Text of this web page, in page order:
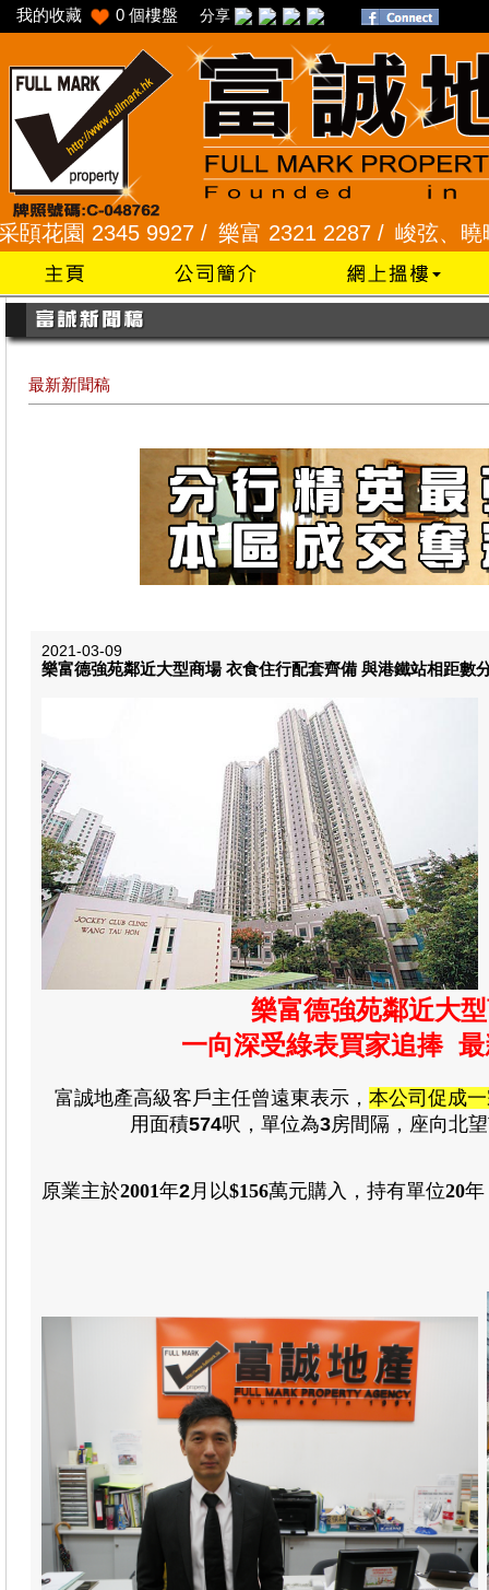
我的收藏 0 個樓盤 分享
2345 9927 /樂富 2321 2287 /峻弦、曉暉花園
最新新聞稿
2021-03-09
樂富德強苑鄰近大型商場 衣食住行配套齊備 與港鐵站相距數
樂富德強苑鄰近大
一向深受綠表買家追捧最
富誠地產高級客戶主任曾遠東表示 ， 本公司促成
用面積574呎 ， 單位為3房間隔 ， 座向北
原業主於2001年2 月 以$156萬元購入 ， 持有單位20年